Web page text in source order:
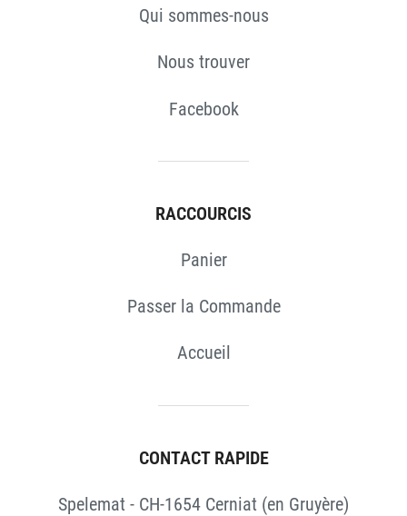
Qui sommes-nous
Nous trouver
Facebook
RACCOURCIS
Panier
Passer la Commande
Accueil
CONTACT RAPIDE
Spelemat - CH-1654 Cerniat (en Gruyère)